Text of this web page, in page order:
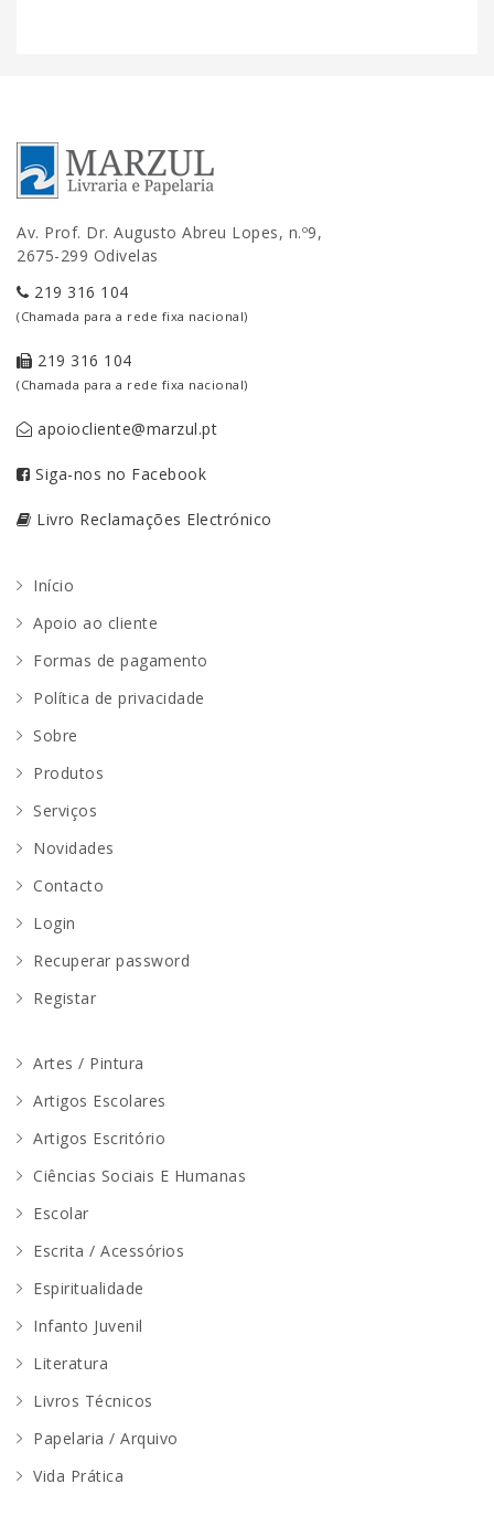
Av. Prof. Dr. Augusto Abreu Lopes, n.º9,
2675-299 Odivelas
219 316 104
(Chamada para a rede fixa nacional)
219 316 104
(Chamada para a rede fixa nacional)
apoiocliente@marzul.pt
Siga-nos no Facebook
Livro Reclamações Electrónico
Início
Apoio ao cliente
Formas de pagamento
Política de privacidade
Sobre
Produtos
Serviços
Novidades
Contacto
Login
Recuperar password
Registar
Artes / Pintura
Artigos Escolares
Artigos Escritório
Ciências Sociais E Humanas
Escolar
Escrita / Acessórios
Espiritualidade
Infanto Juvenil
Literatura
Livros Técnicos
Papelaria / Arquivo
Vida Prática